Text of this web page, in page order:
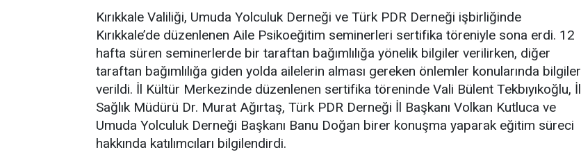
Kırıkkale Valiliği, Umuda Yolculuk Derneği ve Türk PDR Derneği işbirliğinde
Kırıkkale’de düzenlenen Aile Psikoeğitim seminerleri sertifika töreniyle sona erdi. 12
hafta süren seminerlerde bir taraftan bağımlılığa yönelik bilgiler verilirken, diğer
taraftan bağımlılığa giden yolda ailelerin alması gereken önlemler konularında bilgiler
verildi. İl Kültür Merkezinde düzenlenen sertifika töreninde Vali Bülent Tekbıyıkoğlu, İl
Sağlık Müdürü Dr. Murat Ağırtaş, Türk PDR Derneği İl Başkanı Volkan Kutluca ve
Umuda Yolculuk Derneği Başkanı Banu Doğan birer konuşma yaparak eğitim süreci
hakkında katılımcıları bilgilendirdi.